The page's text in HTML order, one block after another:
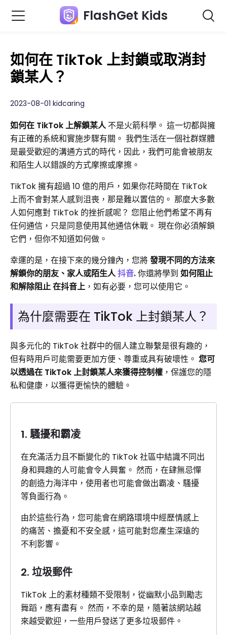
FlashGet Kids
如何在 TikTok 上封鎖或取消封
鎖某人？
2023-08-01 kidcaring
如何在 TikTok 上解鎖某人不是火箭科學。 這一切都與擁
有正確的系統和實施步驟有關。 我們生活在一個社群媒體
是最受歡迎的溝通方式的時代，因此，我們可能會被朋友
和陌生人以錯誤的方式摩擦或摩擦。
TikTok 擁有超過 10 億的用戶，如果你花時間在 TikTok
上而不會對某人感到沮喪，那是難以置信的。 那麼大多數
人如何應對 TikTok 的挫折感呢？ 您阻止他們希望不再有
任何通信，只是同意使用其他通信休戰。 現在你必須解鎖
它們，但你不知道如何做。
幸運的是，在接下來的幾分鐘內，您將發現不同的方法來
解鎖你的朋友、家人或陌生人抖音.你還將學到 如何阻止
和解除阻止在抖音上 ，如有必要，您可以使用它。
為什麼需要在 TikTok 上封鎖某人？
與多元化的 TikTok 社群中的個人建立聯繫是很有趣的，
但有時用戶可能需要更加方便、尊重或具有破壞性。 您可
以透過在 TikTok 上封鎖某人來獲得控制權 ，保護您的隱
私和健康，以獲得更愉快的體驗。
1. 騷擾和霸凌
在充滿活力且不斷變化的 TikTok 社區中結識不同出
身和興趣的人可能會令人興奮。 然而，在肆無忌憚
的創造力海洋中，使用者也可能會做出霸凌、騷擾
等負面行為。
由於這些行為，您可能會在網路環境中經歷情感上
的痛苦、擔憂和不安全感，這可能對您產生深遠的
不利影響。
2. 垃圾郵件
TikTok 上的素材種類不受限制，從幽默小品到勵志
舞蹈，應有盡有。 然而，不幸的是，隨著該網站越
來越受歡迎，一些用戶發送了更多垃圾郵件。